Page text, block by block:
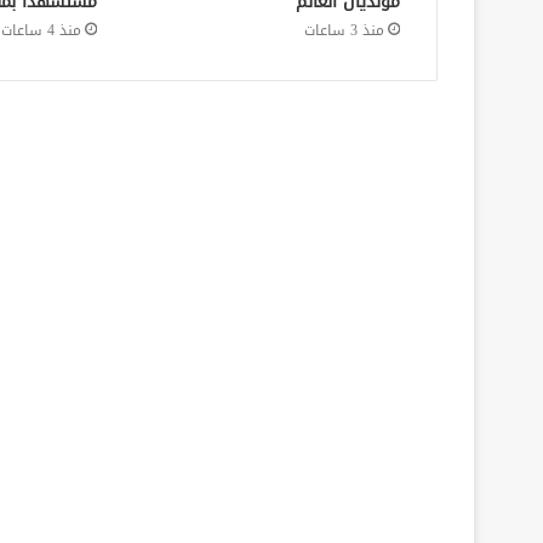
منذ 3 ساعات منذ 4 ساعات